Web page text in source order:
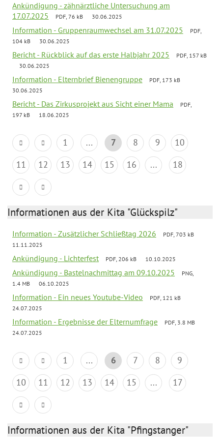
Ankündigung - zähnärztliche Untersuchung am
17.07.2025
PDF, 76 kB 30.06.2025
Information - Gruppenraumwechsel am 31.07.2025
PDF,
104 kB
30.06.2025
Bericht - Rückblick auf das erste Halbjahr 2025
PDF, 157 kB
30.06.2025
Information - Elternbrief Bienengruppe
PDF, 173 kB
30.06.2025
Bericht - Das Zirkusprojekt aus Sicht einer Mama
PDF,
197 kB
18.06.2025
1 ... 7 8 9
10
11
12 13 14 15 16 ... 18
Informationen aus der Kita "Glückspilz"
Information - Zusätzlicher Schließtag 2026
PDF, 703 kB
11.11.2025
Ankündigung - Lichterfest PDF, 206 kB 10.10.2025
Ankündigung - Bastelnachmittag am 09.10.2025
PNG,
1.4 MB
06.10.2025
Information - Ein neues Youtube-Video
PDF, 121 kB
24.07.2025
Information - Ergebnisse der Elternumfrage
PDF, 3.8 MB
24.07.2025
1 ... 6 7 8
9
10
11 12 13 14 15 ... 17
Informationen aus der Kita "Pfingstanger"